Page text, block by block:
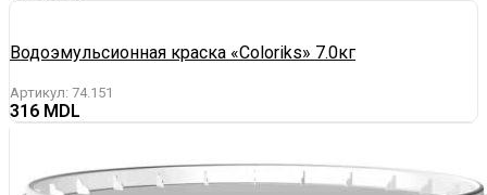
Водоэмульсионная краска «Coloriks» 7.0кг
Артикул: 74.151
316